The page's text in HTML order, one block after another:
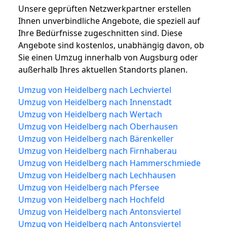
Unsere geprüften Netzwerkpartner erstellen
Ihnen unverbindliche Angebote, die speziell auf
Ihre Bedürfnisse zugeschnitten sind. Diese
Angebote sind kostenlos, unabhängig davon, ob
Sie einen Umzug innerhalb von Augsburg oder
außerhalb Ihres aktuellen Standorts planen.
Umzug von Heidelberg nach Lechviertel
Umzug von Heidelberg nach Innenstadt
Umzug von Heidelberg nach Wertach
Umzug von Heidelberg nach Oberhausen
Umzug von Heidelberg nach Bärenkeller
Umzug von Heidelberg nach Firnhaberau
Umzug von Heidelberg nach Hammerschmiede
Umzug von Heidelberg nach Lechhausen
Umzug von Heidelberg nach Pfersee
Umzug von Heidelberg nach Hochfeld
Umzug von Heidelberg nach Antonsviertel
Umzug von Heidelberg nach Antonsviertel